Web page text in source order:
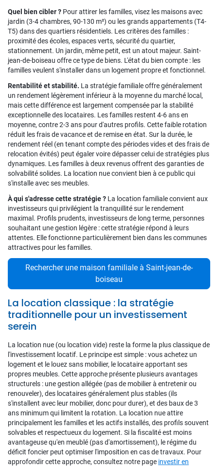
Quel bien cibler ? Pour attirer les familles, visez les maisons avec
jardin (3-4 chambres, 90-130 m²) ou les grands appartements (T4-
T5) dans des quartiers résidentiels. Les critères des familles :
proximité des écoles, espaces verts, sécurité du quartier,
stationnement. Un jardin, même petit, est un atout majeur. Saint-
jean-de-boiseau offre ce type de biens. L'état du bien compte : les
familles veulent s'installer dans un logement propre et fonctionnel.
Rentabilité et stabilité. La stratégie familiale offre généralement
un rendement légèrement inférieur à la moyenne du marché local,
mais cette différence est largement compensée par la stabilité
exceptionnelle des locataires. Les familles restent 4-6 ans en
moyenne, contre 2-3 ans pour d'autres profils. Cette faible rotation
réduit les frais de vacance et de remise en état. Sur la durée, le
rendement réel (en tenant compte des périodes vides et des frais de
relocation évités) peut égaler voire dépasser celui de stratégies plus
dynamiques. Les familles à deux revenus offrent des garanties de
solvabilité solides. La location nue convient bien à ce public qui
s'installe avec ses meubles.
À qui s'adresse cette stratégie ? La location familiale convient aux
investisseurs qui privilégient la tranquillité sur le rendement
maximal. Profils prudents, investisseurs de long terme, personnes
souhaitant une gestion légère : cette stratégie répond à leurs
attentes. Elle fonctionne particulièrement bien dans les communes
attractives pour les familles.
Rechercher une maison familiale à Saint-jean-de-
boiseau
La location classique : la stratégie
traditionnelle pour un investissement
serein
La location nue (ou location vide) reste la forme la plus classique de
l'investissement locatif. Le principe est simple : vous achetez un
logement et le louez sans mobilier, le locataire apportant ses
propres meubles. Cette approche présente plusieurs avantages
structurels : une gestion allégée (pas de mobilier à entretenir ou
renouveler), des locataires généralement plus stables (ils
s'installent avec leur mobilier, donc pour durer), et des baux de 3
ans minimum qui limitent la rotation. La location nue attire
principalement les familles et les actifs installés, des profils souvent
solvables et respectueux du logement. Si la fiscalité est moins
avantageuse qu'en meublé (pas d'amortissement), le régime du
déficit foncier peut optimiser l'imposition en cas de travaux. Pour
approfondir cette approche, consultez notre page investir en